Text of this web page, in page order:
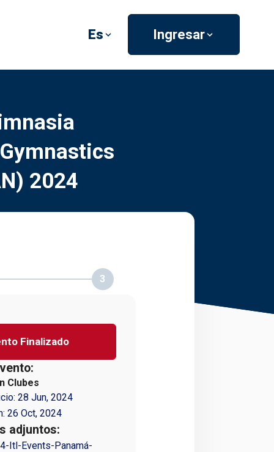
Es Ingresar
2024
3
Finalizado
Clubes
28 Jun, 2024
26 Oct, 2024
adjuntos:
Itl-Events-Panamá-